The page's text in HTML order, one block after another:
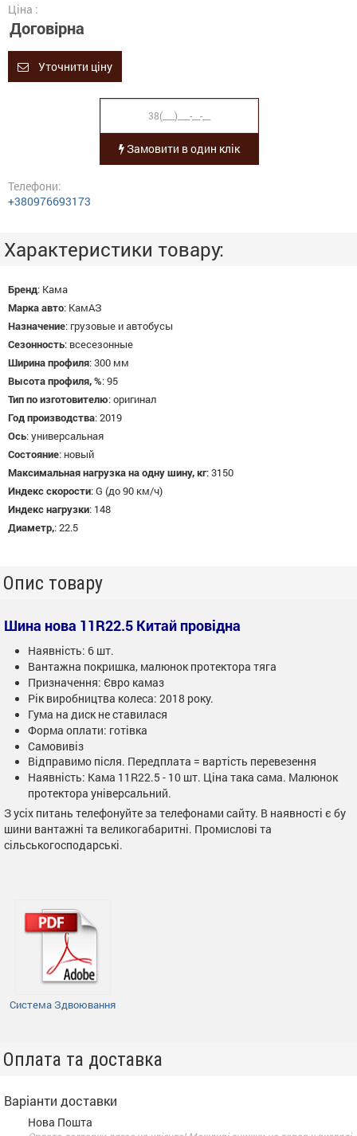
Ціна :
Договірна
Уточнити ціну
Замовити в один клік
Телефони:
+380976693173
Характеристики товару:
Бренд: Кама
Марка авто: КамАЗ
Назначение: грузовые и автобусы
Сезонность: всесезонные
Ширина профиля:300 мм
Высота профиля, %:95
Тип по изготовителю:оригинал
Год производства:2019
Ось:универсальная
Состояние: новый
Максимальная нагрузка на одну шину, кг:3150
Индекс скорости:G (до 90 км/ч)
Индекс нагрузки: 148
Диаметр,:22.5
Опис товару
Шина нова 11R22.5 Китай провідна
Наявність: 6 шт.
Вантажна покришка, малюнок протектора тяга
Призначення: Євро камаз
Рік виробництва колеса: 2018 року.
Гума на диск не ставилася
Форма оплати: готівка
Самовивіз
Відправимо після. Передплата = вартість перевезення
Наявність: Кама 11R22.5 - 10 шт. Ціна така сама. Малюнок
протектора універсальний.
З усіх питань телефонуйте за телефонами сайту. В наявності є бу
шини вантажні та великогабаритні. Промислові та
сільськогосподарські.
Система Здвоювання
Оплата та доставка
Варіанти доставки
Нова Пошта